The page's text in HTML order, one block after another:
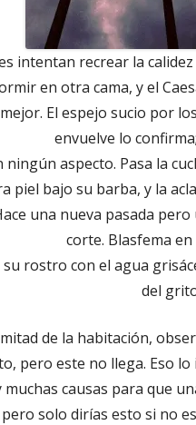
intentan recrear la
en otra cama, y el
El espejo sucio por
envuelve lo
ningún aspecto. Pasa la
piel bajo su barba, y la
una nueva pasada
corte. Blasfema
rostro con el agua
del
de la habitación,
pero este no llega. Eso
causas para que
solo dirías esto si no